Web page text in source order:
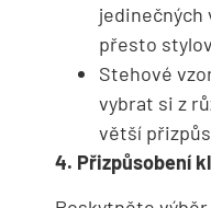
jedinečných
přesto
Stehové
vybrat si z
větší
4. Přizpůsobení